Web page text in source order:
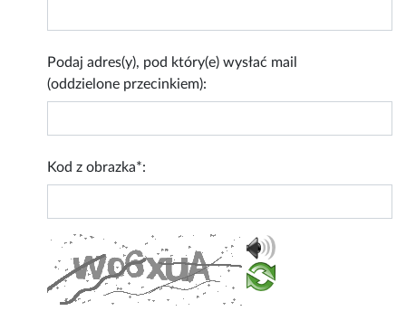
Podaj adres(y), pod który(e) wysłać mail
(oddzielone przecinkiem):
Kod z obrazka*: